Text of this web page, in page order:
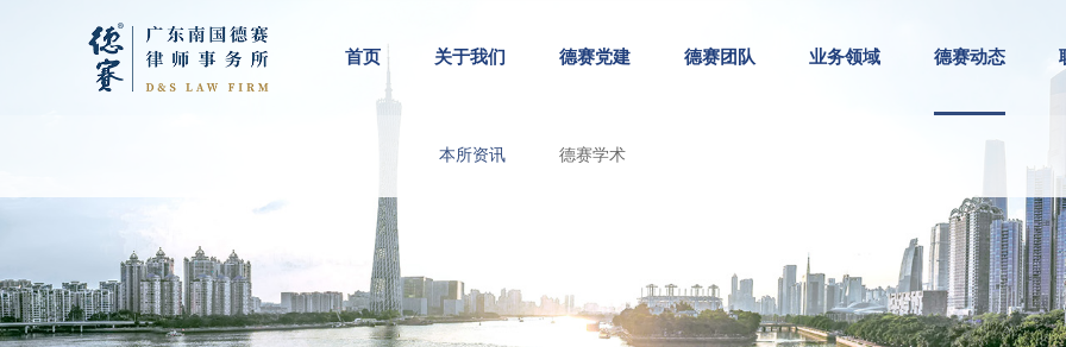
首页 关于我们 德赛党建 德赛团队 业务领域 德赛动态
本所资讯 德赛学术